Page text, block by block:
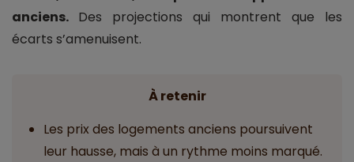
anciens. Des projections qui montrent que les
écarts s’amenuisent.
À retenir
Les prix des logements anciens poursuivent
leur hausse, mais à un rythme moins marqué.